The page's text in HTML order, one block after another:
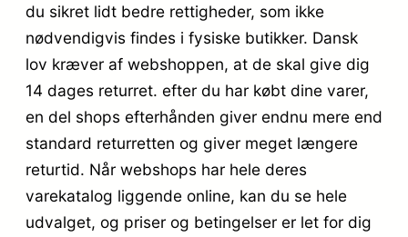
du sikret lidt bedre rettigheder, som ikke
nødvendigvis findes i fysiske butikker. Dansk
lov kræver af webshoppen, at de skal give dig
14 dages returret. efter du har købt dine varer,
en del shops efterhånden giver endnu mere end
standard returretten og giver meget længere
returtid. Når webshops har hele deres
varekatalog liggende online, kan du se hele
udvalget, og priser og betingelser er let for dig